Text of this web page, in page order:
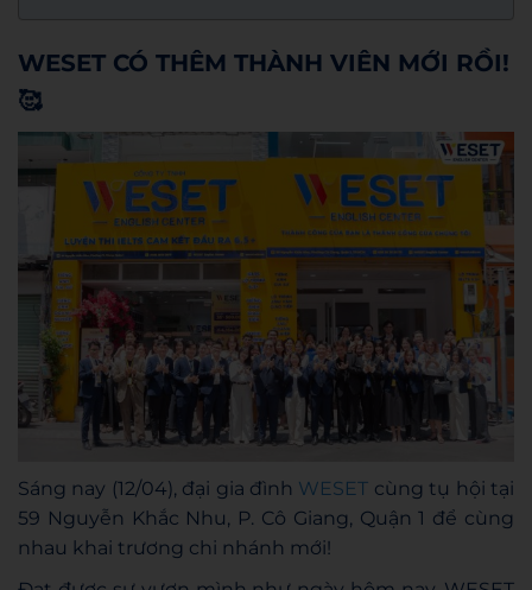
WESET CÓ THÊM THÀNH VIÊN MỚI RỒI!
🥰
Sáng nay (12/04), đại gia đình WESET cùng tụ hội tại
59 Nguyễn Khắc Nhu, P. Cô Giang, Quận 1 để cùng
nhau khai trương chi nhánh mới!